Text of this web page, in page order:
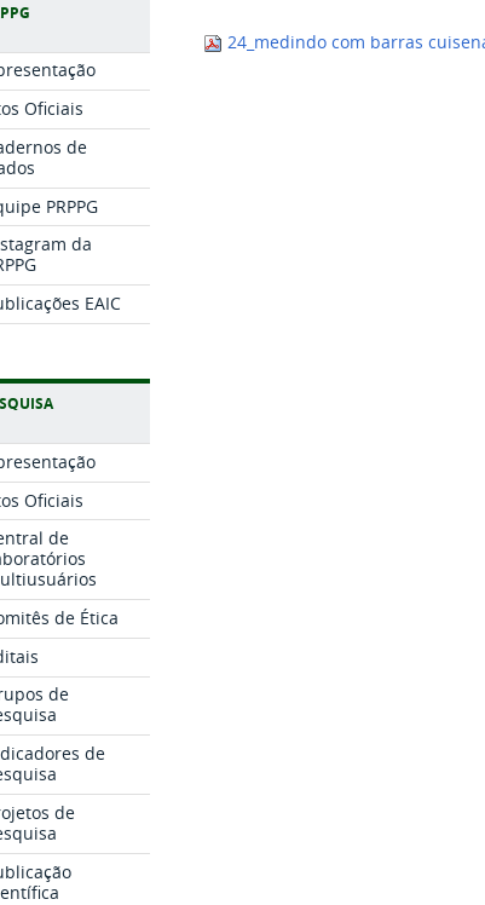
Oficiais
de
PRPPG
da
EAIC
Oficiais
de
de Ética
de
de
de
24_medindo com barras